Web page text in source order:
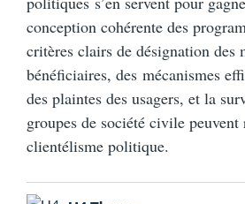
conception cohérente des
critères clairs de désignation des
bénéficiaires, des mécanismes
des plaintes des usagers, et la
groupes de société civile
clientélisme politique.